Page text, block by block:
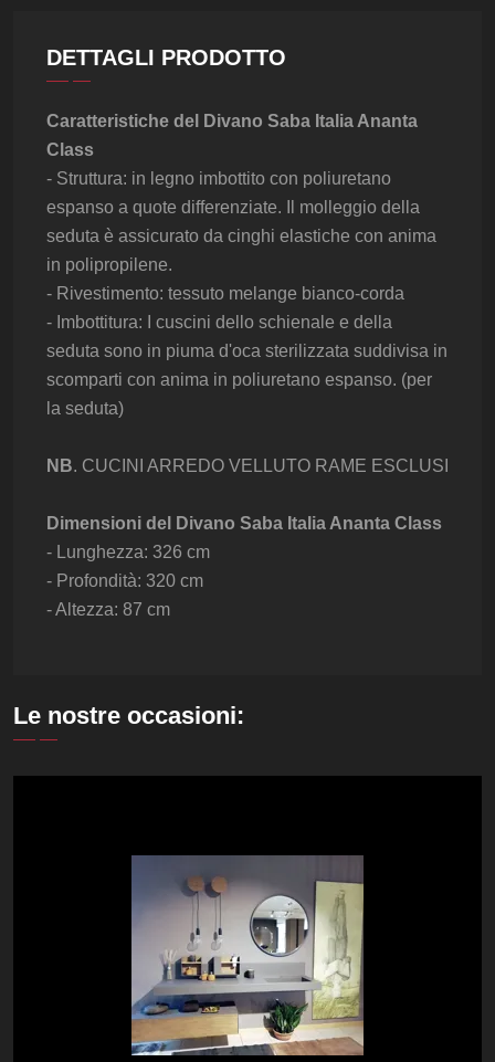
DETTAGLI PRODOTTO
Caratteristiche del Divano Saba Italia Ananta
Class
- Struttura: in legno imbottito con poliuretano
espanso a quote differenziate. Il molleggio della
seduta è assicurato da cinghi elastiche con anima
in polipropilene.
- Rivestimento: tessuto melange bianco-corda
- Imbottitura: I cuscini dello schienale e della
seduta sono in piuma d'oca sterilizzata suddivisa in
scomparti con anima in poliuretano espanso. (per
la seduta)
NB. CUCINI ARREDO VELLUTO RAME ESCLUSI
Dimensioni del Divano Saba Italia Ananta Class
- Lunghezza: 326 cm
- Profondità: 320 cm
- Altezza: 87 cm
Le nostre occasioni: